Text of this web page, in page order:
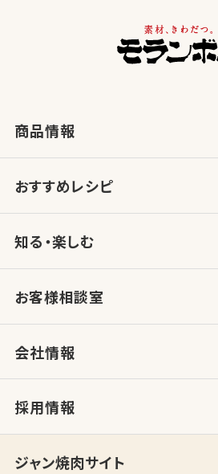
商品情報
おすすめレシピ
知る・楽しむ
お客様相談室
会社情報
採用情報
ジャン焼肉サイト